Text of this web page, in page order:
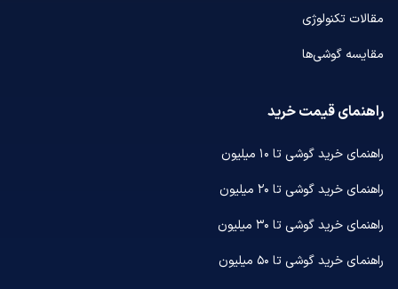
مقالات تکنولوژی
مقایسه گوشی‌ها
راهنمای قیمت خرید
راهنمای خرید گوشی تا ۱۰ میلیون
راهنمای خرید گوشی تا ۲۰ میلیون
راهنمای خرید گوشی تا ۳۰ میلیون
راهنمای خرید گوشی تا ۵۰ میلیون